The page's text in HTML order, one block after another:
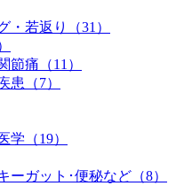
・若返り（31）
節痛（11）
患（7）
学（19）
ーガット･便秘など（8）